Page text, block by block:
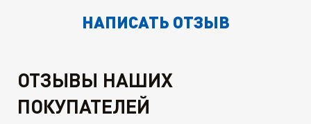
НАПИСАТЬ ОТЗЫВ
ОТЗЫВЫ НАШИХ
ПОКУПАТЕЛЕЙ